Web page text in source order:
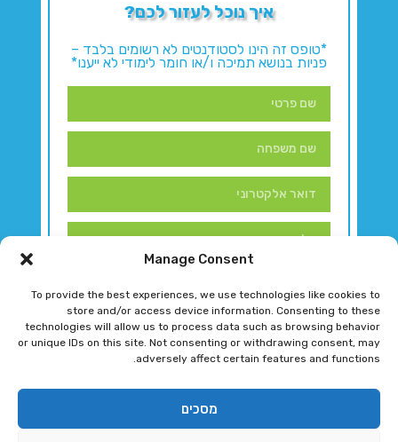
Manage Consent
To provide the best experiences, we use technologies like cookies to
store and/or access device information. Consenting to these
technologies will allow us to process data such as browsing behavior
or unique IDs on this site. Not consenting or withdrawing consent, may
adversely affect certain features and functions.
מסכים
איך נוכל לעזור לכם?
*טופס זה הינו לסטודנטים לא רשומים בלבד –
פניות בנושא תמיכה ו/או חומר לימודי לא ייענו*